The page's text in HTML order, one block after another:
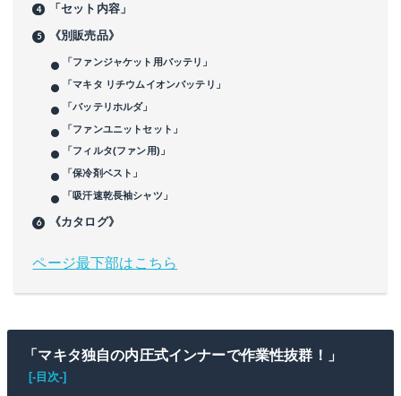
「セット内容」
《別販売品》
「ファンジャケット用バッテリ」
「マキタ リチウムイオンバッテリ」
「バッテリホルダ」
「ファンユニットセット」
「フィルタ(ファン用)」
「保冷剤ベスト」
「吸汗速乾長袖シャツ」
《カタログ》
ページ最下部はこちら
「マキタ独自の内圧式インナーで作業性抜群！」
[-目次-]